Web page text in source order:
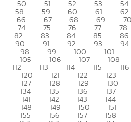
50 51 52 53 54
58 59 60 61 62
66 67 68 69 70
74 75 76 77 78
82 83 84 85 86
90 91 92 93 94
98 99 100 101
105 106 107 108
112 113 114 115 116
120 121 122 123
127 128 129 130
134 135 136 137
141 142 143 144
148 149 150 151
155 156 157 158